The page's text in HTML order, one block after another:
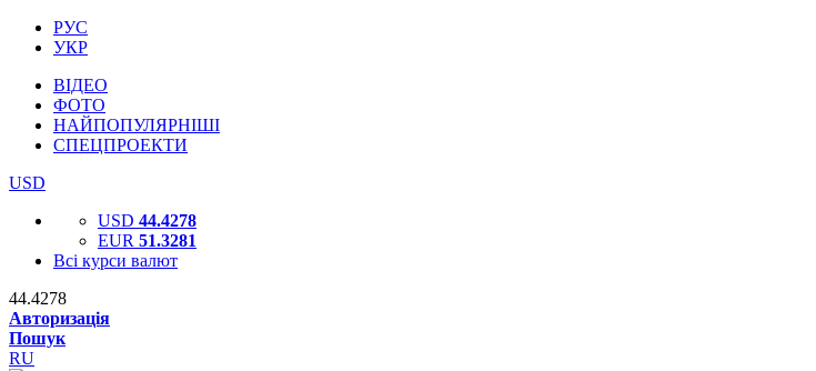
РУС
УКР
ВІДЕО
ФОТО
НАЙПОПУЛЯРНІШІ
СПЕЦПРОЕКТИ
USD
USD 44.4278
EUR 51.3281
Всі курси валют
44.4278
Авторизація
Пошук
RU